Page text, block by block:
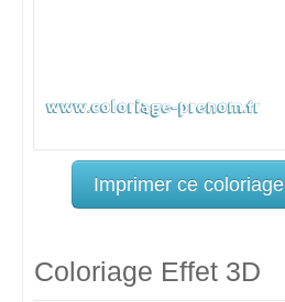
Imprimer ce coloriage
Coloriage Effet 3D